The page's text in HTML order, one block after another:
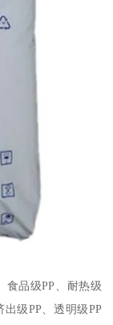
、食品级PP 、耐热级
出级PP 、透明级PP